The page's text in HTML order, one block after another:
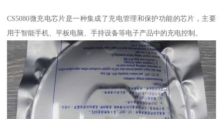
CS5080微充电芯片是一种集成了充电管理和保护功能的芯片，主要
用于智能手机、平板电脑、手持设备等电子产品中的充电控制。